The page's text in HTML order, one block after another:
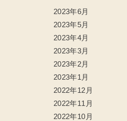
2023年6月
2023年5月
2023年4月
2023年3月
2023年2月
2023年1月
2022年12月
2022年11月
2022年10月